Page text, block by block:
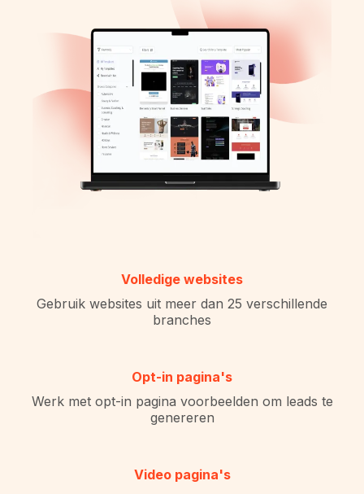
Volledige websites
Gebruik websites uit meer dan 25 verschillende
branches
Opt-in pagina's
Werk met opt-in pagina voorbeelden om leads te
genereren
Video pagina's